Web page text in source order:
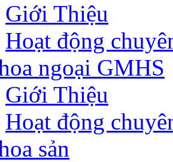
Giới Thiệu
Hoạt động
ngoại GMHS
Giới Thiệu
Hoạt động
sản